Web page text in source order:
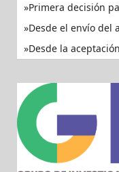
Primera decisión
Desde el envío del
Desde la